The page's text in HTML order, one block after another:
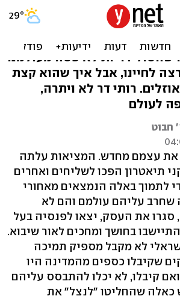
כתף בעת צרה. צרת
שהסולידריות לא פסה מעולמנו
לחיינו, אבל איך שהוא קצת
רותי דר לא ויתרה,
לעולם
חבוט
את עצמם מחדש. המציאות עלתה
תיאטרון הפכו לשליחים ואחרים
לתמוך באלה הנמצאים מאחורי
שחרב עליהם עולמם והם לא
סגרו את העסק, יצאו לפנסיה בעל
בחושך ומחכים לאור שיבוא.
לא מקבל מספיק תמיכה
שקיבלו כספים מהמדינה היו
קיבלו, לא יכלו להתבסס עליהם
כאלה שהחליטו "לנצל" את